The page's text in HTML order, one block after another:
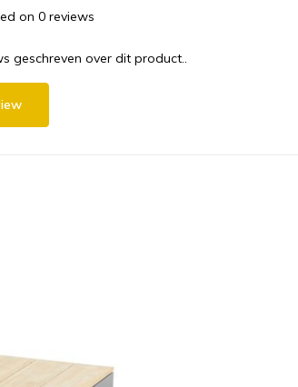
on 0 reviews
geschreven over dit product..